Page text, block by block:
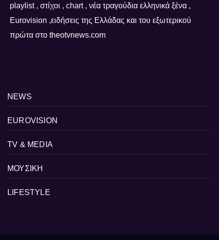
playlist , στίχοι , chart , νέα τραγούδια ελληνικά ξένα ,
Eurovision ,ειδήσεις της Ελλάδας και του εξωτερικού
πρώτα στο theotvnews.com
NEWS
EUROVISION
TV & MEDIA
ΜΟΥΣΙΚΗ
LIFESTYLE